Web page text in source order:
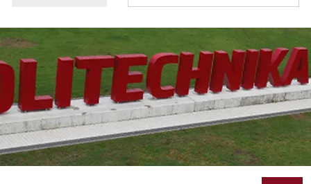
kontrastowa